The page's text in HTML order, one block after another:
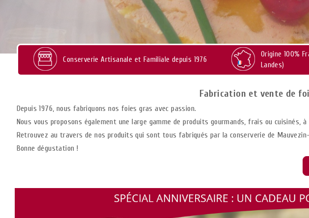
Conserverie Artisanale et Familiale depuis 1976
Origine 100%
Landes)
Fabrication et vente de
Depuis 1976, nous fabriquons nos foies gras avec passion.
Nous vous proposons également une large gamme de produits gourmands, frais ou
Retrouvez au travers de nos produits qui sont tous fabriqués par la conserverie de
Bonne dégustation !